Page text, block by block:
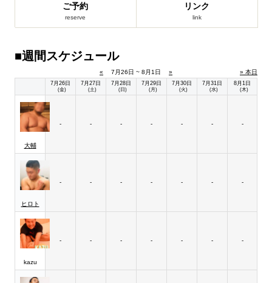
ご予約
reserve
リンク
link
■週間スケジュール
« 7月26日 ~ 8月1日 » » 本日
7月26日
(金)
7月27日
(土)
7月28日
(日)
7月29日
(月)
7月30日
(火)
7月31日
(水)
8月1日
(木)
大輔
- - - - - - -
ヒロト
- - - - - - -
kazu
- - - - - - -